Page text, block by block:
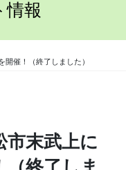
情報
催！（終了しました）
末武上に